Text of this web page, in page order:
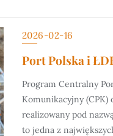
2026-02-16
Port Polska i
Program Centralny
Komunikacyjny (CPK)
realizowany pod
to jedna z